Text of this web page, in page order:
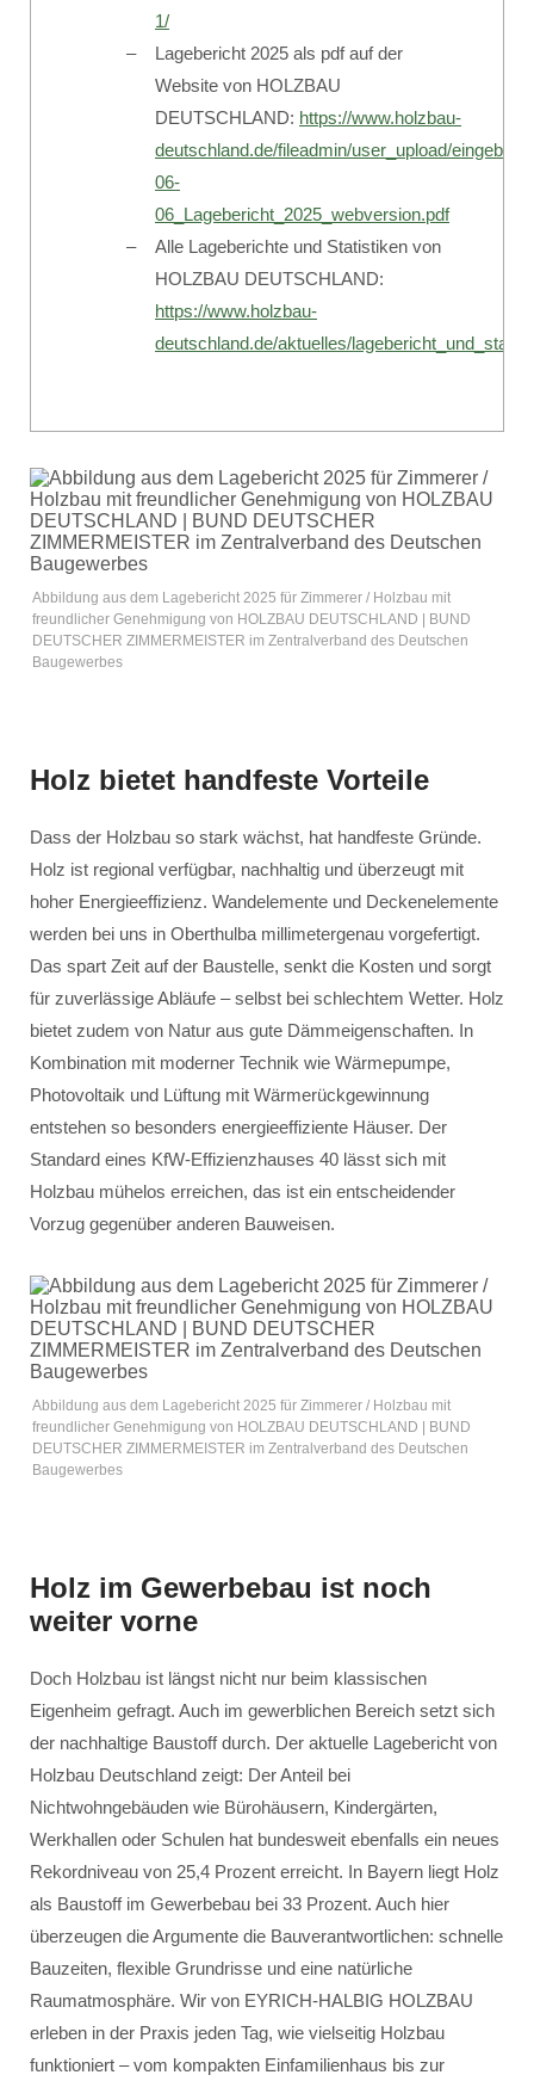
1/
Lagebericht 2025 als pdf auf der
Website von HOLZBAU
DEUTSCHLAND: https://www.holzbau-
deutschland.de/fileadmin/user_upload/
06-
06_Lagebericht_2025_webversion.pdf
Alle Lageberichte und Statistiken von
HOLZBAU DEUTSCHLAND:
https://www.holzbau-
deutschland.de/aktuelles/
Abbildung aus dem Lagebericht 2025 für Zimmerer / Holzbau mit
freundlicher Genehmigung von HOLZBAU DEUTSCHLAND | BUND
DEUTSCHER ZIMMERMEISTER im Zentralverband des Deutschen
Baugewerbes
Holz bietet handfeste Vorteile
Dass der Holzbau so stark wächst, hat handfeste Gründe.
Holz ist regional verfügbar, nachhaltig und überzeugt mit
hoher Energieeffizienz. Wandelemente und Deckenelemente
werden bei uns in Oberthulba millimetergenau vorgefertigt.
Das spart Zeit auf der Baustelle, senkt die Kosten und sorgt
für zuverlässige Abläufe – selbst bei schlechtem Wetter. Holz
bietet zudem von Natur aus gute Dämmeigenschaften. In
Kombination mit moderner Technik wie Wärmepumpe,
Photovoltaik und Lüftung mit Wärmerückgewinnung
entstehen so besonders energieeffiziente Häuser. Der
Standard eines KfW-Effizienzhauses 40 lässt sich mit
Holzbau mühelos erreichen, das ist ein entscheidender
Vorzug gegenüber anderen Bauweisen.
Abbildung aus dem Lagebericht 2025 für Zimmerer / Holzbau mit
freundlicher Genehmigung von HOLZBAU DEUTSCHLAND | BUND
DEUTSCHER ZIMMERMEISTER im Zentralverband des Deutschen
Baugewerbes
Holz im Gewerbebau ist noch
weiter vorne
Doch Holzbau ist längst nicht nur beim klassischen
Eigenheim gefragt. Auch im gewerblichen Bereich setzt sich
der nachhaltige Baustoff durch. Der aktuelle Lagebericht von
Holzbau Deutschland zeigt: Der Anteil bei
Nichtwohngebäuden wie Bürohäusern, Kindergärten,
Werkhallen oder Schulen hat bundesweit ebenfalls ein neues
Rekordniveau von 25,4 Prozent erreicht. In Bayern liegt Holz
als Baustoff im Gewerbebau bei 33 Prozent. Auch hier
überzeugen die Argumente die Bauverantwortlichen: schnelle
Bauzeiten, flexible Grundrisse und eine natürliche
Raumatmosphäre. Wir von EYRICH-HALBIG HOLZBAU
erleben in der Praxis jeden Tag, wie vielseitig Holzbau
funktioniert – vom kompakten Einfamilienhaus bis zur